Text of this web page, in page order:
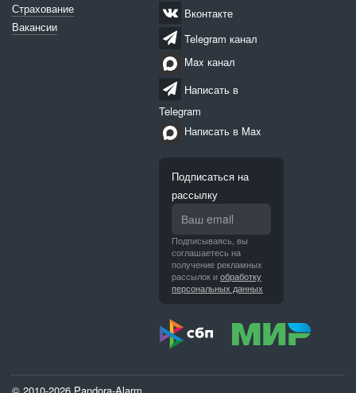
Страхование
Вакансии
Вконтакте
Telegram канал
Max канал
Написать в
Telegram
Написать в Max
Подписаться на
рассылку
Подписываясь, вы
соглашаетесь на
получение рекламных
рассылок иобработку
персональных данных